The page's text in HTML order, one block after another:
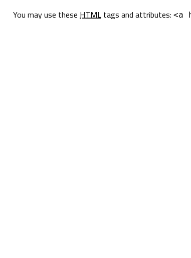
You may use theseHTMLtags and attributes: <a